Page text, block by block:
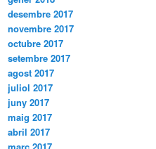
desembre 2017
novembre 2017
octubre 2017
setembre 2017
agost 2017
juliol 2017
juny 2017
maig 2017
abril 2017